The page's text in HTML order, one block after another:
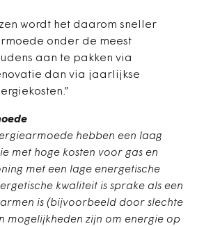
wordt het daarom sneller
onder de meest
aan te pakken via
dan via jaarlijkse
hebben een laag
met hoge kosten voor gas en
met een lage energetische
kwaliteit is sprake als een
is (bijvoorbeeld door slechte
mogelijkheden zijn om energie op